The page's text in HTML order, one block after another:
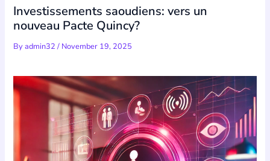
Investissements saoudiens: vers un
nouveau Pacte Quincy?
Byadmin32/ November 19, 2025